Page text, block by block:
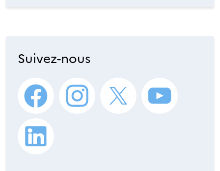
Suivez-nous